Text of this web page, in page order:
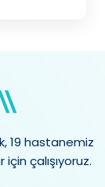
19 hastanemiz
çalışıyoruz.